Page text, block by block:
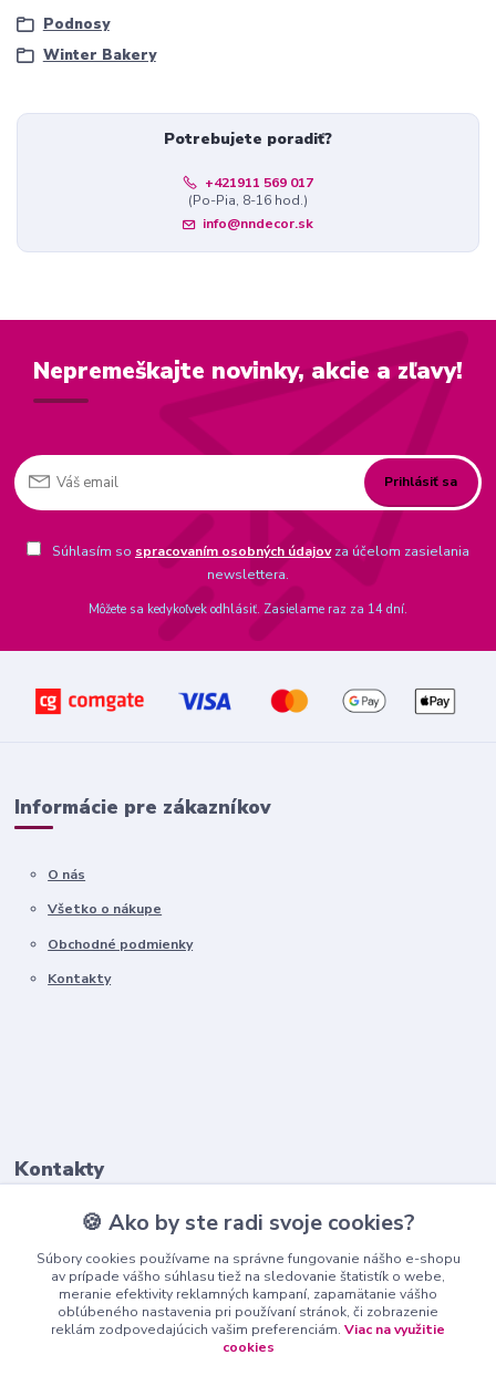
Podnosy
Winter Bakery
Potrebujete poradiť?
+421911 569 017
(Po-Pia, 8-16 hod.)
info@nndecor.sk
Nepremeškajte novinky, akcie a zľavy!
Prihlásiť sa
Súhlasím so spracovaním osobných údajovza účelom zasielania
newslettera.
Môžete sa kedykoľvek odhlásiť. Zasielame raz za 14 dní.
Informácie pre zákazníkov
O nás
Všetko o nákupe
Obchodné podmienky
Kontakty
Kontakty
+421911 569 017
(Po-Pia, 8-16 hod.)
info@nndecor.sk
🍪 Ako by ste radi svoje cookies?
Súbory cookies používame na správne fungovanie nášho e-shopu
av prípade vášho súhlasu tiež na sledovanie štatistík o webe,
meranie efektivity reklamných kampaní, zapamätanie vášho
obľúbeného nastavenia pri používaní stránok, či zobrazenie
reklám zodpovedajúcich vašim preferenciám. Viac na využitie
cookies